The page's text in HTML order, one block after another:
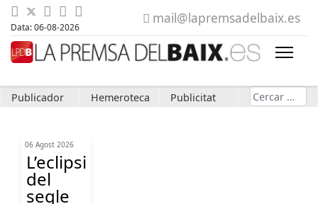
Data: 06-08-2026
mail@lapremsadelbaix.es
Publicador Hemeroteca Publicitat Cerca
06 Agost 2026
L’eclipsi
del
segle